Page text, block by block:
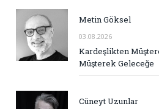
Metin Göksel
03.08.2026
Kardeşlikten
Müşterek Geleceğe
Cüneyt Uzunlar